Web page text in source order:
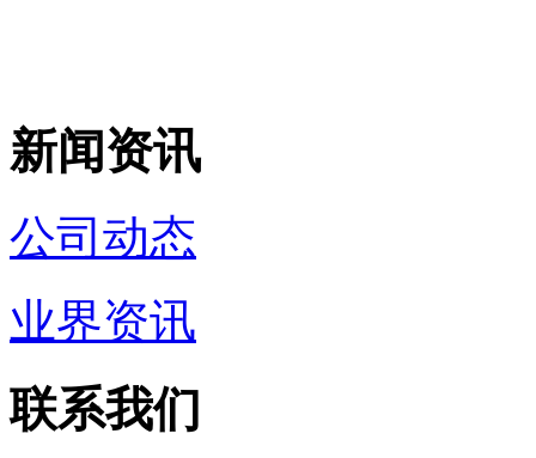
新闻资讯
公司动态
业界资讯
联系我们